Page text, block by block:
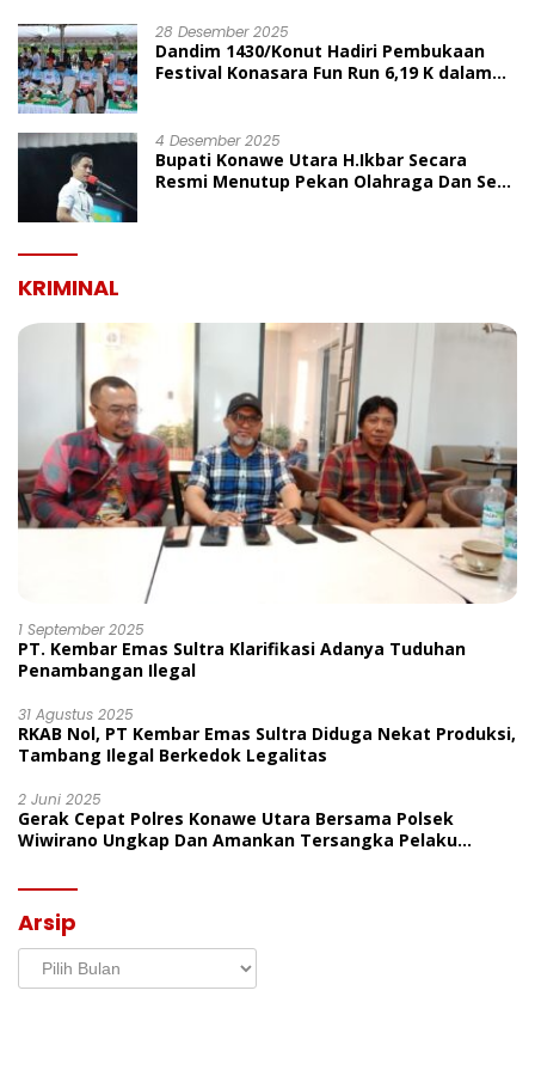
28 Desember 2025
Dandim 1430/Konut Hadiri Pembukaan
Festival Konasara Fun Run 6,19 K dalam
4 Desember 2025
Bupati Konawe Utara H.Ikbar Secara
Resmi Menutup Pekan Olahraga Dan Seni
KRIMINAL
1 September 2025
PT. Kembar Emas Sultra Klarifikasi Adanya Tuduhan
Penambangan Ilegal
31 Agustus 2025
RKAB Nol, PT Kembar Emas Sultra Diduga Nekat Produksi,
Tambang Ilegal Berkedok Legalitas
2 Juni 2025
Gerak Cepat Polres Konawe Utara Bersama Polsek
Wiwirano Ungkap Dan Amankan Tersangka Pelaku
Arsip
Arsip